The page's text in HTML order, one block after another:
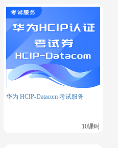
会确认考生的预约信息，并告
考生需要仔细核对预约信息，
用为4200元人民币，补考费用
包括RHCSA和RHCE两部分，
时约7小时。
华为 HCIP-Datacom 考试服务
10课时